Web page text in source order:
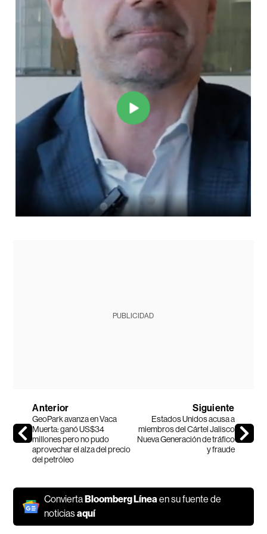
PUBLICIDAD
Anterior
GeoPark avanza en Vaca
Muerta: ganó US$34
millones pero no pudo
aprovechar el alza del precio
del petróleo
Siguiente
Estados Unidos acusa a
miembros del Cártel Jalisco
Nueva Generación de tráfico
y fraude
ConviertaBloomberg Líneaen su fuente de
noticiasaquí